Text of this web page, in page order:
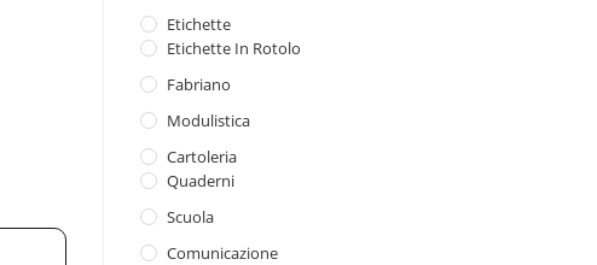
Etichette
Etichette In Rotolo
Fabriano
Modulistica
Cartoleria
Quaderni
Scuola
Comunicazione